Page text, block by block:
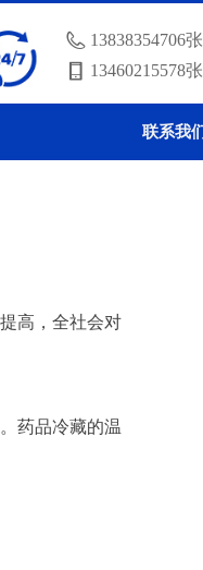
联系我
13838354706
13460215578
高，全社会对
药品冷藏的温